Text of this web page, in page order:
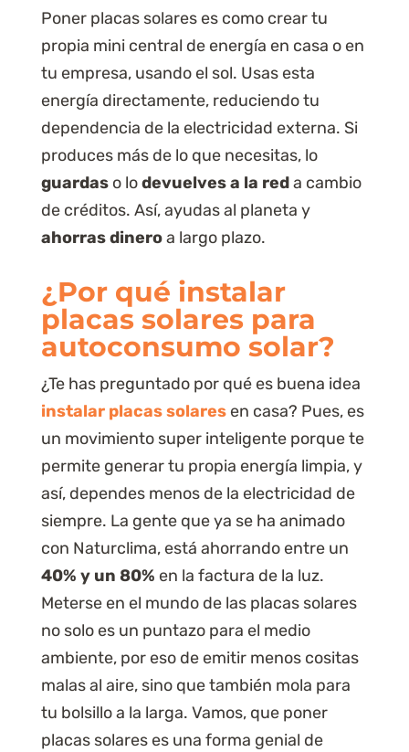
Poner placas solares es como crear tu
propia mini central de energía en casa o en
tu empresa, usando el sol. Usas esta
energía directamente, reduciendo tu
dependencia de la electricidad externa. Si
produces más de lo que necesitas, lo
guardaso lodevuelves a la reda cambio
de créditos. Así, ayudas al planeta y
ahorras dineroa largo plazo.
¿Por qué instalar
placas solares para
autoconsumo solar?
¿Te has preguntado por qué es buena idea
instalar placas solares en casa? Pues, es
un movimiento super inteligente porque te
permite generar tu propia energía limpia, y
así, dependes menos de la electricidad de
siempre. La gente que ya se ha animado
con Naturclima, está ahorrando entre un
40% y un 80% en la factura de la luz.
Meterse en el mundo de las placas solares
no solo es un puntazo para el medio
ambiente, por eso de emitir menos cositas
malas al aire, sino que también mola para
tu bolsillo a la larga. Vamos, que poner
placas solares es una forma genial de